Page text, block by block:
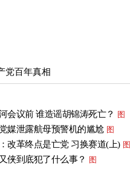
党百年真相
会议前 谁造谣胡锦涛死亡？ 图
媒泄露航母预警机的尴尬 图
改革终点是亡党 习换赛道(上) 图
侠到底犯了什么事？ 图